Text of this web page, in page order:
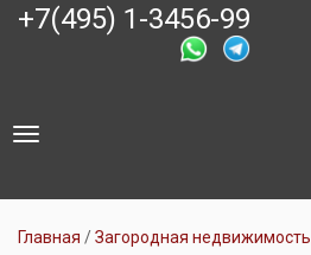
+7(495) 1-3456-99
Toggle
Главная Загородная недвижимость